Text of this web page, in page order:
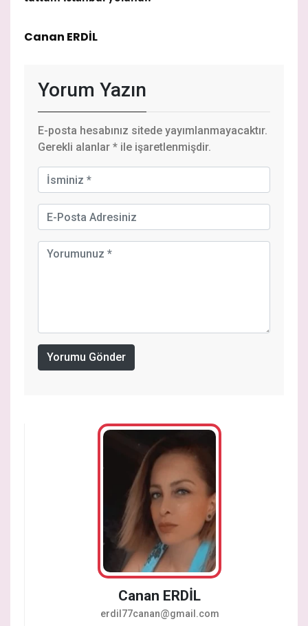
Canan ERDİL
Yorum Yazın
E-posta hesabınız sitede yayımlanmayacaktır.
Gerekli alanlar * ile işaretlenmişdir.
Yorumu Gönder
Canan ERDİL
erdil77canan@gmail.com